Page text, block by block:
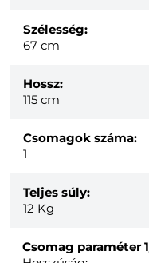
Szélesség:
67 cm
Hossz:
115 cm
Csomagok száma:
1
Teljes súly:
12 Kg
Csomag paraméter